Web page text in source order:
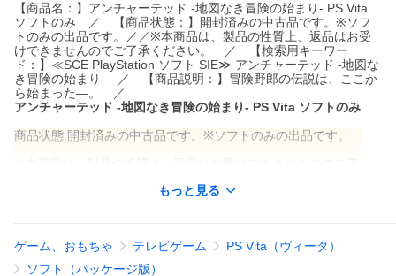
【商品名：】アンチャーテッド -地図なき冒険の始まり- PS Vita
ソフトのみ ／ 【商品状態：】開封済みの中古品です。※ソフ
トのみの出品です。／／※本商品は、製品の性質上、返品はお受
けできませんのでご了承ください。 ／ 【検索用キーワー
ド：】≪SCE PlayStation ソフト SIE≫ アンチャーテッド -地図な
き冒険の始まり- ／ 【商品説明：】冒険野郎の伝説は、ここか
ら始まった―。 ／
アンチャーテッド -地図なき冒険の始まり- PS Vita ソフトのみ
商品状態:開封済みの中古品です。※ソフトのみの出品です。
仕様:メーカー:SCE
もっと見る
ゲーム、おもちゃ テレビゲーム
PS Vita（ヴィータ）
ソフト（パッケージ版）